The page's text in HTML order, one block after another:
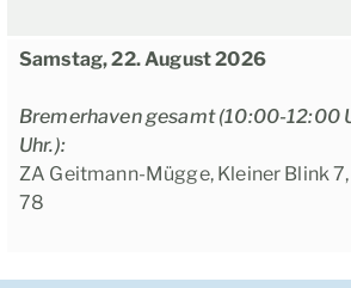
Samstag, 22. August 2026
Bremerhaven gesamt (10:00-12:00
Uhr.):
ZA Geitmann-Mügge, Kleiner Blink
78